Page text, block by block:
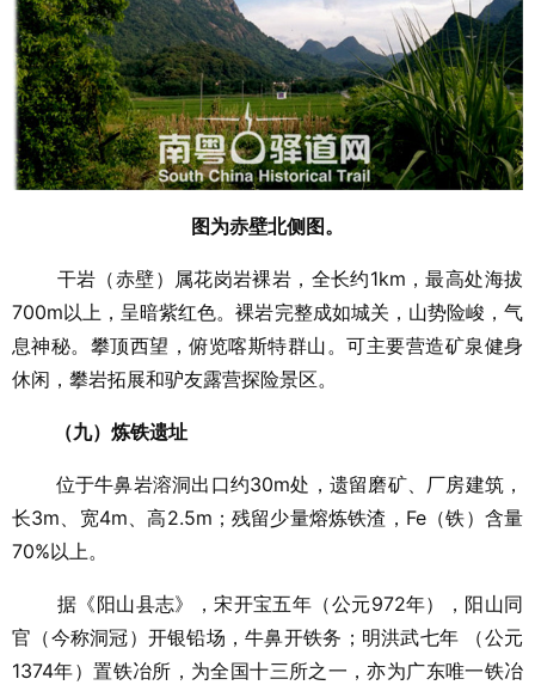
图为赤壁北侧图。
干岩（赤壁）属花岗岩裸岩，全长约1km，最高处海拔
700m以上，呈暗紫红色。裸岩完整成如城关，山势险峻，气
息神秘。攀顶西望，俯览喀斯特群山。可主要营造矿泉健身
休闲，攀岩拓展和驴友露营探险景区。
（九）炼铁遗址
位于牛鼻岩溶洞出口约30m处，遗留磨矿、厂房建筑，
长3m、宽4m、高2.5m；残留少量熔炼铁渣，Fe（铁）含量
70%以上。
据《阳山县志》，宋开宝五年（公元972年），阳山同
官（今称洞冠）开银铅场，牛鼻开铁务；明洪武七年 （公元
1374年）置铁冶所，为全国十三所之一，亦为广东唯一铁冶